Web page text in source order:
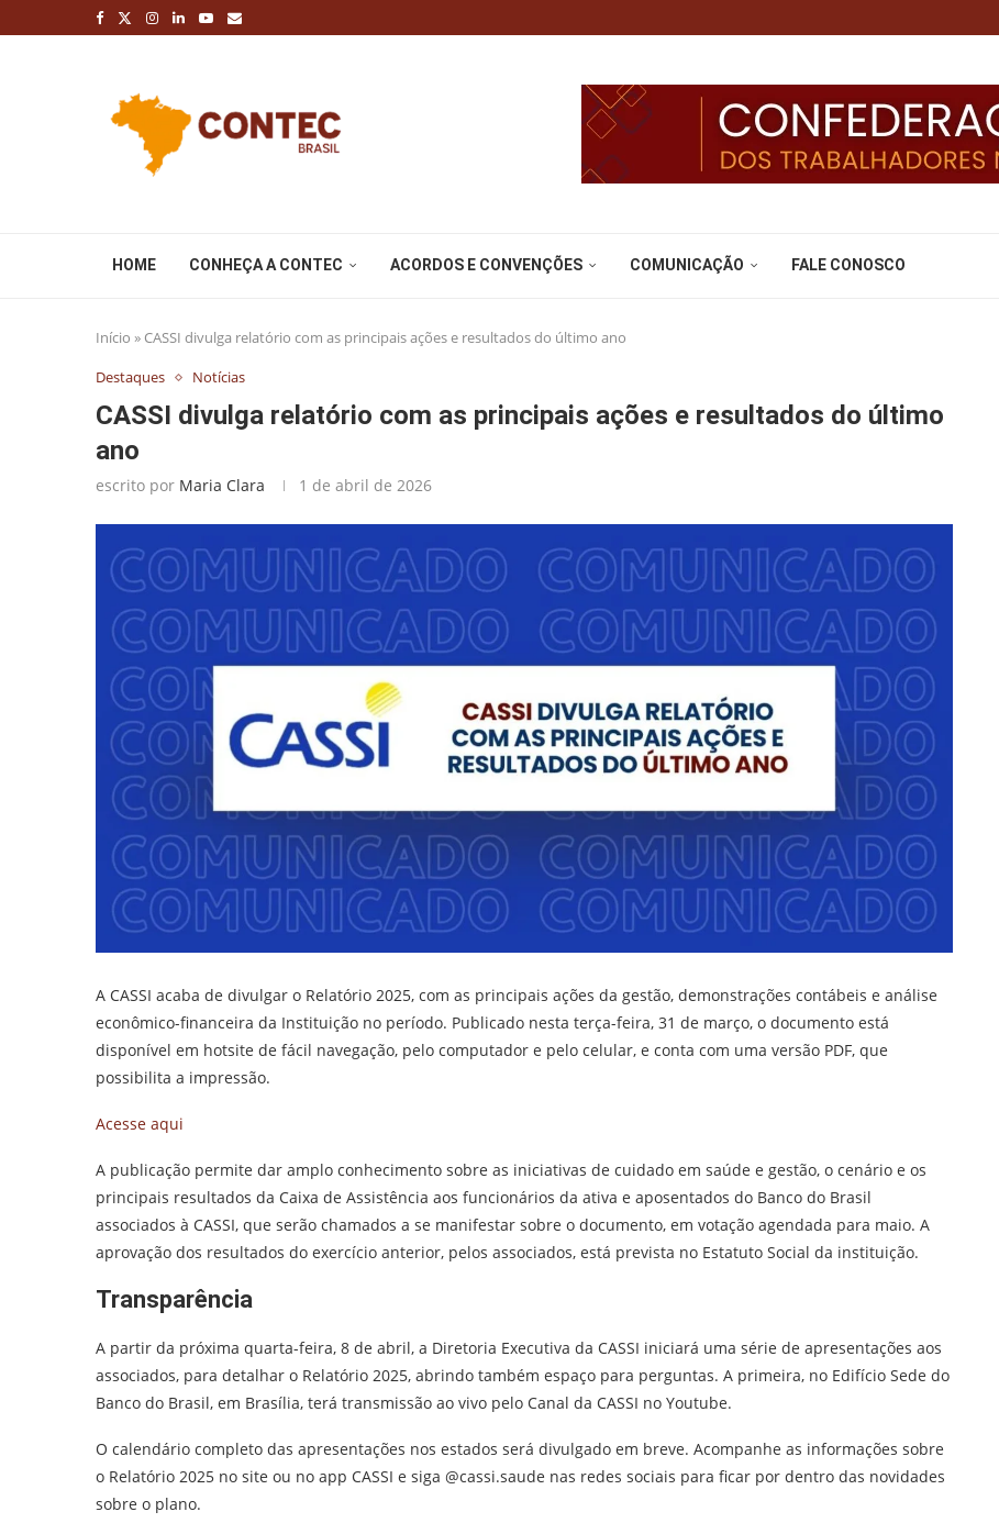
HOME CONHEÇA A CONTEC ACORDOS E CONVENÇÕES COMUNICAÇÃO FALE CONOSCO
Início » CASSI divulga relatório com as principais ações e resultados do último ano
Destaques
Notícias
CASSI divulga relatório com as principais ações e resultados do último
ano
escrito por Maria Clara 1 de abril de 2026
A CASSI acaba de divulgar o Relatório 2025, com as principais ações da gestão, demonstrações contábeis e análise
econômico-financeira da Instituição no período. Publicado nesta terça-feira, 31 de março, o documento está
disponível em hotsite de fácil navegação, pelo computador e pelo celular, e conta com uma versão PDF, que
possibilita a impressão.
Acesse aqui
A publicação permite dar amplo conhecimento sobre as iniciativas de cuidado em saúde e gestão, o cenário e os
principais resultados da Caixa de Assistência aos funcionários da ativa e aposentados do Banco do Brasil
associados à CASSI, que serão chamados a se manifestar sobre o documento, em votação agendada para maio. A
aprovação dos resultados do exercício anterior, pelos associados, está prevista no Estatuto Social da instituição.
Transparência
A partir da próxima quarta-feira, 8 de abril, a Diretoria Executiva da CASSI iniciará uma série de apresentações aos
associados, para detalhar o Relatório 2025, abrindo também espaço para perguntas. A primeira, no Edifício Sede do
Banco do Brasil, em Brasília, terá transmissão ao vivo pelo Canal da CASSI no Youtube.
O calendário completo das apresentações nos estados será divulgado em breve. Acompanhe as informações sobre
o Relatório 2025 no site ou no app CASSI e siga @cassi.saude nas redes sociais para ficar por dentro das novidades
sobre o plano.